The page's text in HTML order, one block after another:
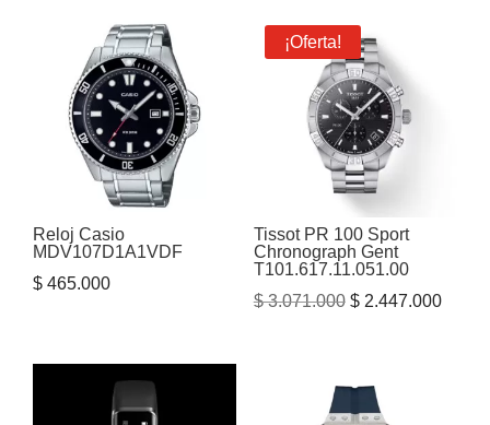
Reloj Casio
MDV107D1A1VDF
$ 465.000
¡Oferta!
Tissot PR 100 Sport
Chronograph Gent
T101.617.11.051.00
$3.071.000 El
era:
$ 3.071.000.
$2.447.000El